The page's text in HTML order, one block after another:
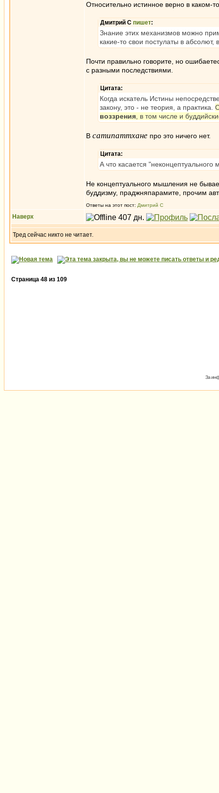
Относительно истинное верно в каком-
Дмитрий С пишет:
Знание этих механизмов можно
какие-то свои постулаты в
Почти правильно говорите, но
с разными последствиями.
Цитата:
Когда искатель Истины
закону, это - не теория, а практика.
воззрения , в том числе и
В сатипаттхане про это ничего нет.
Цитата:
А что касается
Не концептуального мышления не
буддизму, праджняпарамите, прочим
Ответы на этот пост: Дмитрий С
Наверх
Тред сейчас никто не читает.
Страница 48 из 109
За